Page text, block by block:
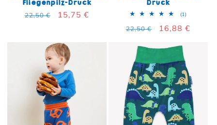
Fliegenpilz-Druck
Normaler Preis
22,50 € Verkaufspreis
15,75 €
Druck
(1)1
Normaler Preis
22,50 € Verkaufspreis
16,88 €